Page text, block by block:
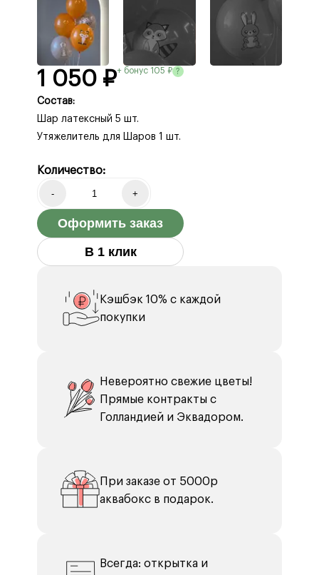
1 050 ₽+ бонус 105 ₽ ?
Состав:
Шар латексный 5 шт.
Утяжелитель для Шаров 1 шт.
Количество:
- +
Оформить заказ
В 1 клик
Кэшбэк 10% с каждой
покупки
Невероятно свежие цветы!
Прямые контракты с
Голландией и Эквадором.
При заказе от 5000р
аквабокс в подарок.
Всегда: открытка и